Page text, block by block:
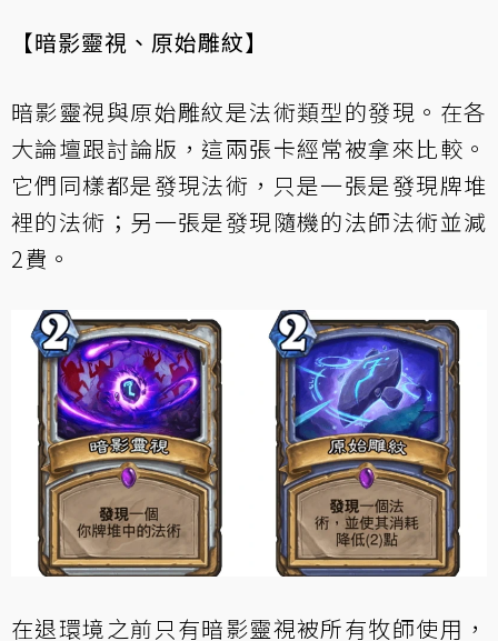
【暗影靈視、原始雕紋】
暗影靈視與原始雕紋是法術類型的發現。在各
大論壇跟討論版，這兩張卡經常被拿來比較。
它們同樣都是發現法術，只是一張是發現牌堆
裡的法術；另一張是發現隨機的法師法術並減
2費。
在退環境之前只有暗影靈視被所有牧師使用，